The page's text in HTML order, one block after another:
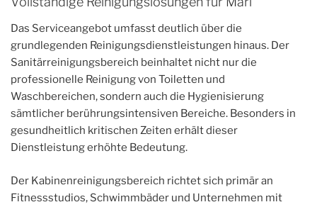
Das Serviceangebot umfasst deutlich über die
grundlegenden Reinigungsdienstleistungen hinaus. Der
Sanitärreinigungsbereich beinhaltet nicht nur die
professionelle Reinigung von Toiletten und
Waschbereichen, sondern auch die Hygienisierung
sämtlicher berührungsintensiven Bereiche. Besonders in
gesundheitlich kritischen Zeiten erhält dieser
Dienstleistung erhöhte Bedeutung.
Der Kabinenreinigungsbereich richtet sich primär an
Fitnessstudios, Schwimmbäder und Unternehmen mit